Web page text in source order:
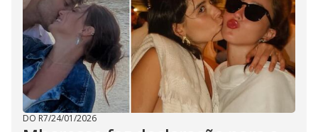
DO R7/24/01/2026